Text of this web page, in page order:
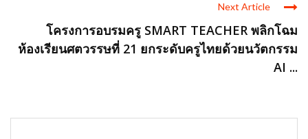
Next Article
โครงการอบรมครู SMART TEACHER พลิกโฉม
ห้องเรียนศตวรรษที่ 21 ยกระดับครูไทยด้วยนวัตกรรม
AI ...